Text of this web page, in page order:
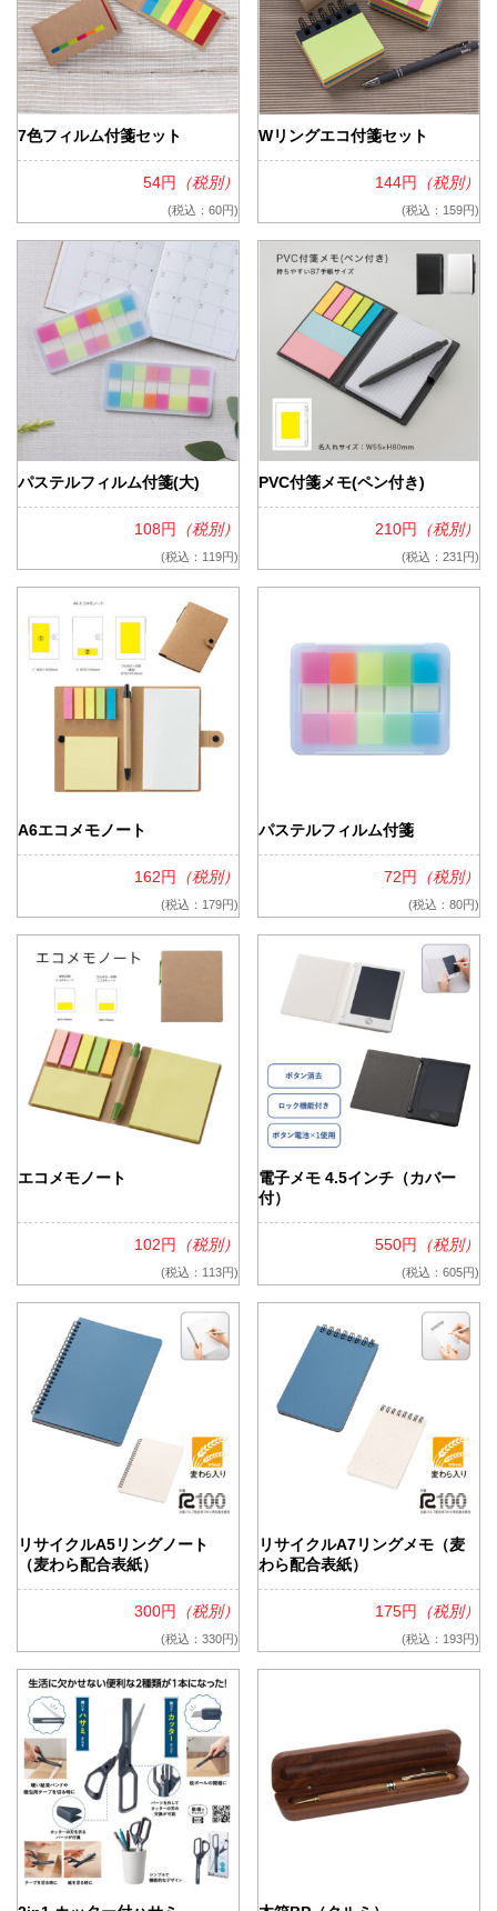
7色フィルム付箋セット
54円 （税別）
(税込：60円)
Wリングエコ付箋セット
144円 （税別）
(税込：159円)
パステルフィルム付箋(大)
108円 （税別）
(税込：119円)
PVC付箋メモ(ペン付き)
210円 （税別）
(税込：231円)
A6エコメモノート
162円 （税別）
(税込：179円)
パステルフィルム付箋
72円 （税別）
(税込：80円)
エコメモノート
102円 （税別）
(税込：113円)
電子メモ 4.5インチ（カバー
付）
550円 （税別）
(税込：605円)
リサイクルA5リングノート
（麦わら配合表紙）
300円 （税別）
(税込：330円)
リサイクルA7リングメモ（麦
わら配合表紙）
175円 （税別）
(税込：193円)